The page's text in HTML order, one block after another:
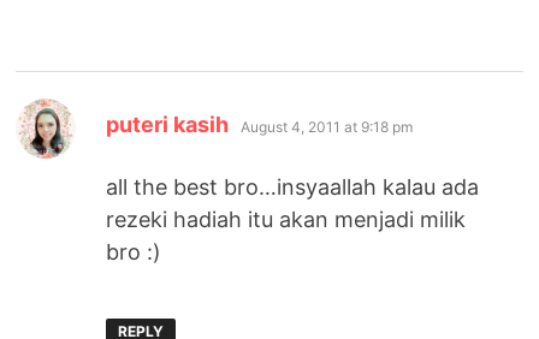
puteri kasih says:
August 4, 2011 at 9:18 pm
all the best bro…insyaallah kalau ada
rezeki hadiah itu akan menjadi milik
bro :)
REPLY